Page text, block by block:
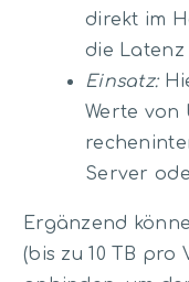
direkt im
die
Einsatz:
Werte von
Server
Ergänzend
(bis zu 10 TB pro